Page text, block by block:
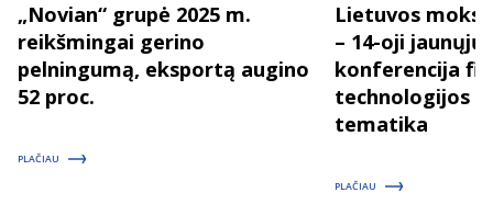
„Novian“ grupė 2025 m.
reikšmingai gerino
pelningumą, eksportą augino
52 proc.
PLAČIAU
Lietuvos
– 14-oji
konferencija
technologijos
tematika
PLAČIAU